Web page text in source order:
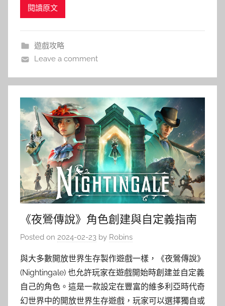
閱讀原文
遊戲攻略
Leave a comment
《夜鶯傳說》角色創建與自定義指南
Posted on 2024-02-23 by Robins
與大多數開放世界生存製作遊戲一樣，《夜鶯傳說》
(Nightingale) 也允許玩家在遊戲開始時創建並自定義
自己的角色。這是一款設定在豐富的維多利亞時代奇
幻世界中的開放世界生存遊戲，玩家可以選擇獨自或